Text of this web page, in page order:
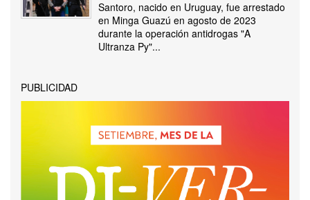
Santoro, nacido en Uruguay, fue arrestado
en Minga Guazú en agosto de 2023
durante la operación antidrogas "A
Ultranza Py"...
PUBLICIDAD